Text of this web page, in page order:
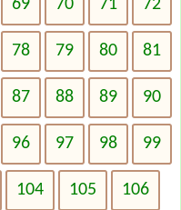
69 70 71 72
78 79 80 81
87 88 89 90
96 97 98 99
104 105 106